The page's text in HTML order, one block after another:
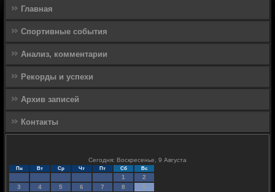
Главная
Спортивные события
Анализ, комментарии
Рекорды и успехи
Архив записей
Контакты
Сегодня: Воскресенье, 9 Августа
Пн Вт Ср Чт Пт Сб Вс
1
2
3
4 5 6 7 8
9